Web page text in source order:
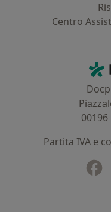
Centro
Partita IVA e